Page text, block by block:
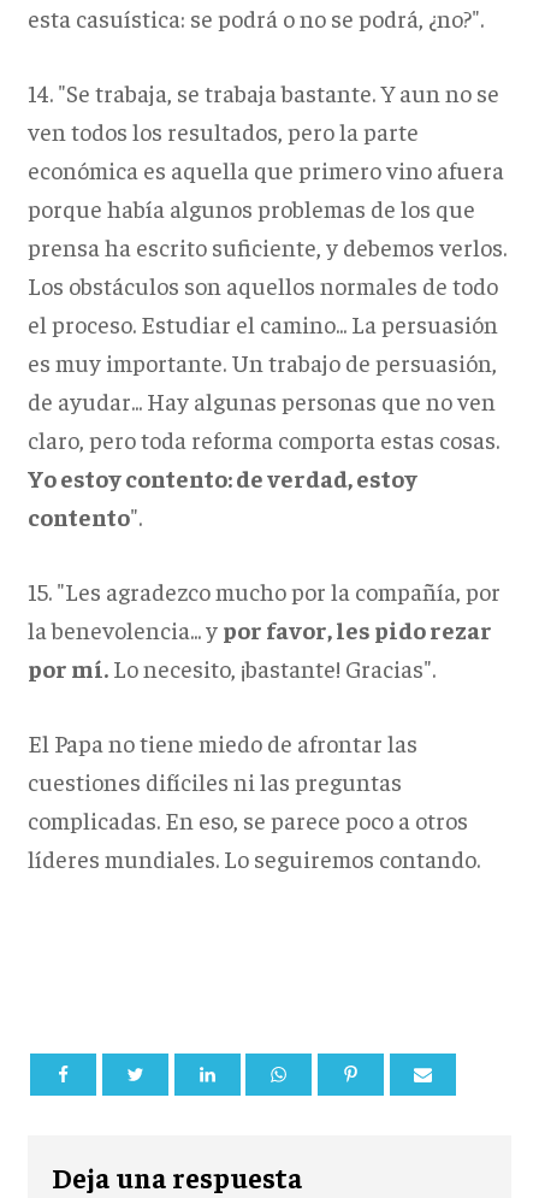
esta casuística: se podrá o no se podrá, ¿no?".
14. "Se trabaja, se trabaja bastante. Y aun no se
ven todos los resultados, pero la parte
económica es aquella que primero vino afuera
porque había algunos problemas de los que
prensa ha escrito suficiente, y debemos verlos.
Los obstáculos son aquellos normales de todo
el proceso. Estudiar el camino... La persuasión
es muy importante. Un trabajo de persuasión,
de ayudar... Hay algunas personas que no ven
claro, pero toda reforma comporta estas cosas.
Yo estoy contento: de verdad, estoy
contento".
15. "Les agradezco mucho por la compañía, por
la benevolencia... y por favor, les pido rezar
por mí.Lo necesito, ¡bastante! Gracias".
El Papa no tiene miedo de afrontar las
cuestiones difíciles ni las preguntas
complicadas. En eso, se parece poco a otros
líderes mundiales. Lo seguiremos contando.
Deja una respuesta